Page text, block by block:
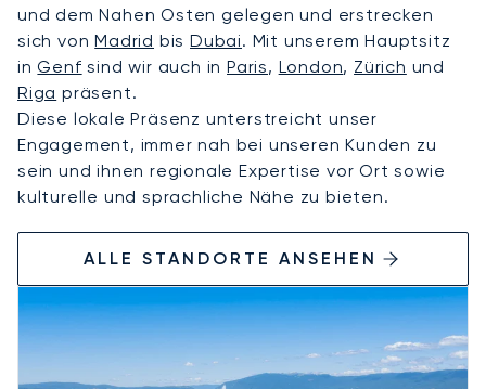
und dem Nahen Osten gelegen und erstrecken
sich vonMadrid bisDubai. Mit unserem Hauptsitz
inGenf sind wir auch inParis, London, Zürich und
Riga präsent.
Diese lokale Präsenz unterstreicht unser
Engagement, immer nah bei unseren Kunden zu
sein und ihnen regionale Expertise vor Ort sowie
kulturelle und sprachliche Nähe zu bieten.
ALLE STANDORTE ANSEHEN